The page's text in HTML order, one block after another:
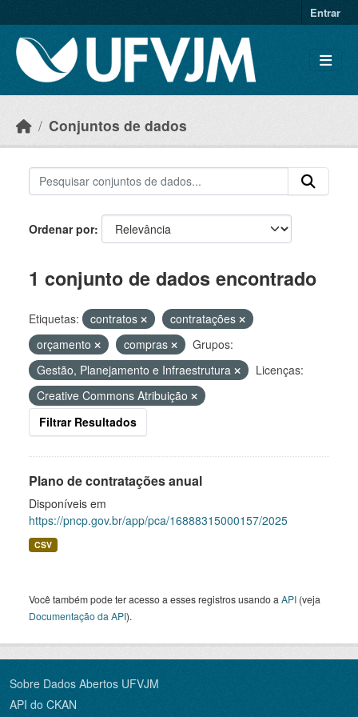
Entrar
Conjuntos de dados
Ordenar por
1 conjunto de dados encontrado
Etiquetas: contratos
contratações
orçamento
compras
Grupos:
Gestão, Planejamento e Infraestrutura
Licenças:
Creative Commons Atribuição
Filtrar Resultados
Plano de contratações anual
Disponíveis em
https://pncp.gov.br/app/pca/16888315000157/2025
CSV
Você também pode ter acesso a esses registros usando a API (veja
Documentação da API).
Sobre Dados Abertos UFVJM
API do CKAN